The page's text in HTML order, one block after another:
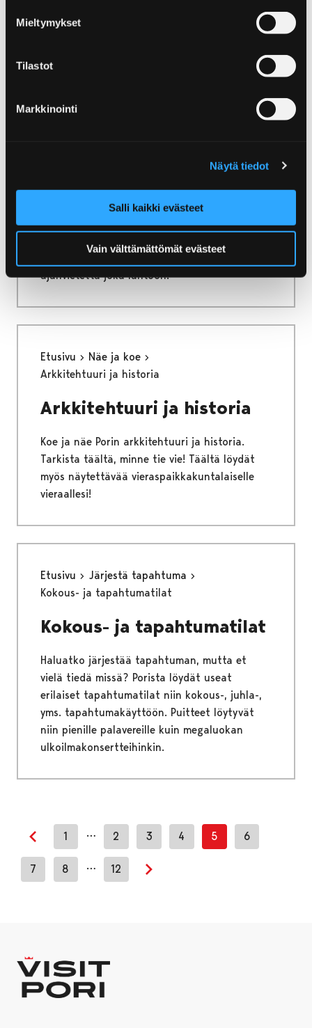
Mieltymykset
Tilastot
Markkinointi
Näytä tiedot
Salli kaikki evästeet
Vain välttämättömät evästeet
Kahvilat ja teehuone
Kahvilat ja teehuone
suolainen tuoreen kahvin tai teen kera?
Etusivu Majoitu ja nauti Pubit ja yöelämä
Pubit ja yöelämä
ajanvietettä joka lähtöön.
Etusivu
Näe ja koe
Arkkitehtuuri ja historia
Arkkitehtuuri ja historia
Koe ja näe Porin arkkitehtuuri ja historia.
Tarkista täältä, minne tie vie! Täältä löydät
myös näytettävää vieraspaikkakuntalaiselle
vieraallesi!
Etusivu
Järjestä tapahtuma
Kokous- ja tapahtumatilat
Kokous- ja tapahtumatilat
Haluatko järjestää tapahtuman, mutta et
vielä tiedä missä? Porista löydät useat
erilaiset tapahtumatilat niin kokous-, juhla-,
yms. tapahtumakäyttöön. Puitteet löytyvät
niin pienille palavereille kuin megaluokan
ulkoilmakonsertteihinkin.
Previous page
1 … 2 3 4 5 6
7 8 … 12